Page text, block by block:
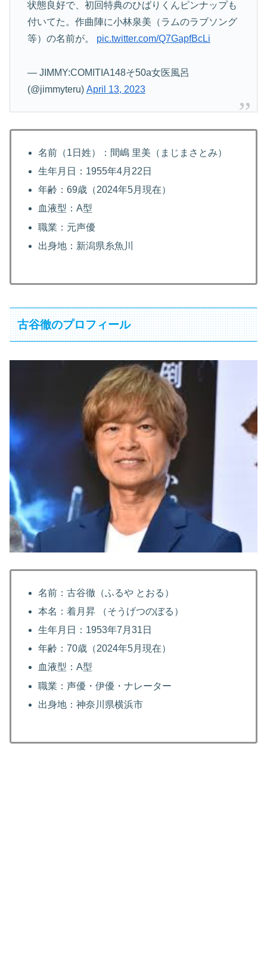
状態良好で、初回特典のひばりくんピンナップも
付いてた。作曲陣に小林泉美（ラムのラブソング
等）の名前が。 pic.twitter.com/Q7GapfBcLi
— JIMMY:COMITIA148そ50a女医風呂
(@jimmyteru) April 13, 2023
名前（1日姓）：間嶋 里美（まじまさとみ）
生年月日：1955年4月22日
年齢：69歳（2024年5月現在）
血液型：A型
職業：元声優
出身地：新潟県糸魚川
古谷徹のプロフィール
名前：古谷徹（ふるや とおる）
本名：着月昇 （そうげつのぼる）
生年月日：1953年7月31日
年齢：70歳（2024年5月現在）
血液型：A型
職業：声優・伊優・ナレーター
出身地：神奈川県横浜市